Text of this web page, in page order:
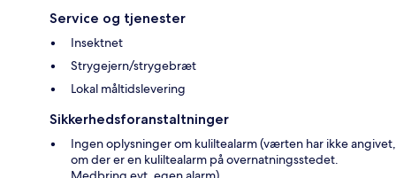
Service og tjenester
Insektnet
Strygejern/strygebræt
Lokal måltidslevering
Sikkerhedsforanstaltninger
Ingen oplysninger om kuliltealarm (værten har ikke angivet,
om der er en kuliltealarm på overnatningsstedet.